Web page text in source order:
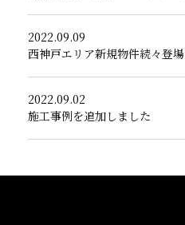
2022.09.09
西神戸エリア新規物件続々登場
2022.09.02
施工事例を追加しました